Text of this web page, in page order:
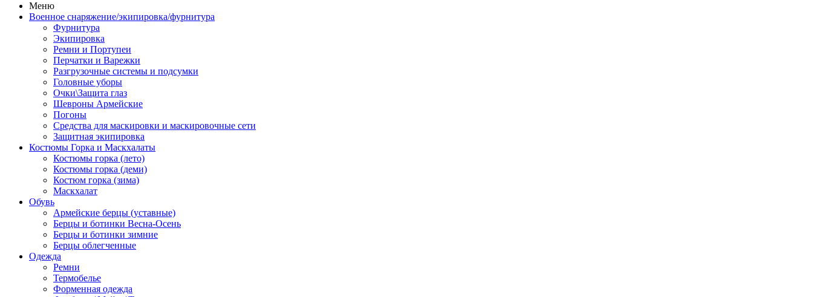
Меню
Военное снаряжение/экипировка/фурнитура
Фурнитура
Экипировка
Ремни и Портупеи
Перчатки и Варежки
Разгрузочные системы и подсумки
Головные уборы
Очки\Защита глаз
Шевроны Армейские
Погоны
Средства для маскировки и маскировочные сети
Защитная экипировка
Костюмы Горка и Маскхалаты
Костюмы горка (лето)
Костюмы горка (деми)
Костюм горка (зима)
Маскхалат
Обувь
Армейские берцы (уставные)
Берцы и ботинки Весна-Осень
Берцы и ботинки зимние
Берцы облегченные
Одежда
Ремни
Термобелье
Форменная одежда